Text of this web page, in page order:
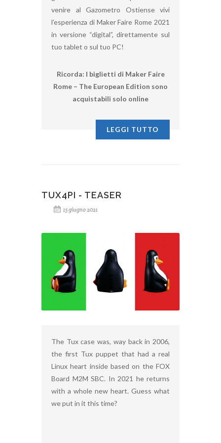
venire al Gazometro Ostiense vivi
l’esperienza di Maker Faire Rome 2021
in versione “digital”, direttamente sul
tuo tablet o sul tuo PC!
Ricorda: I biglietti di Maker Faire
Rome – The European Edition sono
acquistabili solo online
LEGGI TUTTO
TUX4PI - TEASER
15 giugno 2021
The Tux case was, way back in 2006,
the first Tux puppet that had a real
Linux heart inside based on the FOX
Board M2M SBC. In 2021 he returns
with a whole new heart. Guess what
we put in it this time?